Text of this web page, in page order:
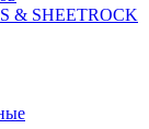
& SHEETROCK